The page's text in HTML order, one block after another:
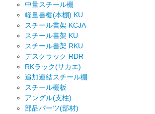
中量スチール棚
軽量書棚(本棚) KU
スチール書架 KCJA
スチール書架 KU
スチール書架 RKU
デスクラック RDR
RKラック(サカエ)
追加連結スチール棚
スチール棚板
アングル(支柱)
部品パーツ(部材)